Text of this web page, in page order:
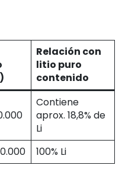
Relación con
litio puro
contenido
Contiene
aprox. 18,8% de
Li
100% Li